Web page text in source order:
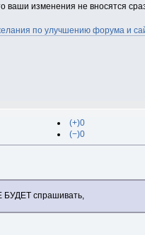
ваши изменения не вносятся
по улучшению форума и
(+)0
(−)0
БУДЕТ спрашивать,